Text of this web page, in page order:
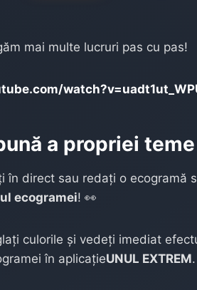
mai multe lucruri pas cu pas!
a propriei teme
în direct sau redați o ecogramă
ecogramei! 👀
culorile și vedeți imediat
în aplicațieUNUL EXTREM